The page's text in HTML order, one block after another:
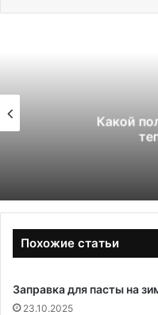
Какой
Похожие статьи
Заправка для пасты на
23.10.2025